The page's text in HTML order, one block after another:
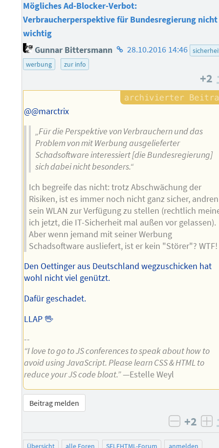
Mögliches Ad-Blocker-Verbot:
Verbraucherperspektive für Bundesregierung nicht
wichtig
Gunnar Bittersmann Homepage
28.10.2016 14:46
werbung
zur info
+2
@@marctrix
„Für die Perspektive von Verbrauchern und das
Problem von mit Werbung ausgelieferter
Schadsoftware interessiert [die Bundesregierung]
sich dabei nicht besonders.“
Ich begreife das nicht: trotz Abschwächung der
Risiken, ist es immer noch nicht ganz sicher, andren
sein WLAN zur Verfügung zu stellen (rechtlich
ich jetzt, die IT-Sicherheit mal außen vor gelassen).
Aber wenn jemand mit seiner Werbung
Schadsoftware ausliefert, ist er kein "Störer"? WTF!
Den Oettinger aus Deutschland wegzuschicken hat
wohl nicht viel genützt.
Dafür geschadet.
LLAP 🖖
--
“I love to go to JS conferences to speak about how to
avoid using JavaScript. Please learn CSS & HTML to
reduce your JS code bloat.”—Estelle Weyl
Beitrag melden
negativ
+2
Übersicht alle Foren SELFHTML-Forum
anmelden